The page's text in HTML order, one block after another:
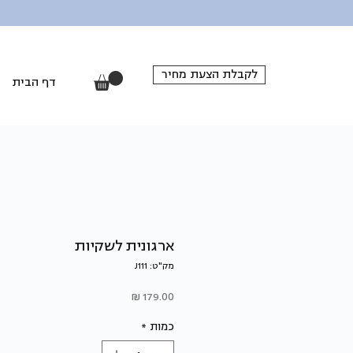
דף הבית לקבלת הצעת מחיר
ארגונית לשקיות
מק"ט: J111
כמות *